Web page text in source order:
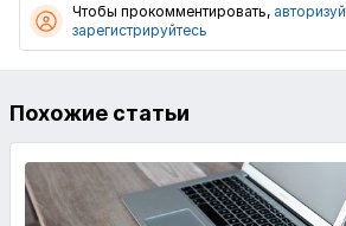
Чтобы прокомментировать,
зарегистрируйтесь
Похожие статьи